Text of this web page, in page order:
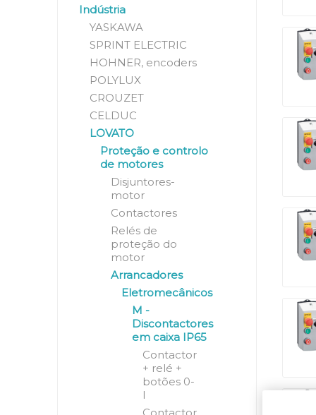
Indústria
YASKAWA
SPRINT ELECTRIC
HOHNER, encoders
POLYLUX
CROUZET
CELDUC
LOVATO
Proteção e controlo
de motores
Disjuntores-
motor
Contactores
Relés de
proteção do
motor
Arrancadores
Eletromecânicos
M -
Discontactores
em caixa IP65
Contactor
+ relé +
botões 0-
I